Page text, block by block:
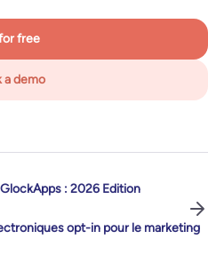
free
a demo
: 2026 Edition
opt-in pour le marketing